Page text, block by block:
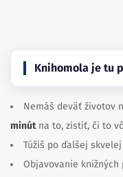
Knihomola je tu
Nemáš deväť životov
minútna to, zistiť, či to
Túžiš po ďalšej
Objavovanie